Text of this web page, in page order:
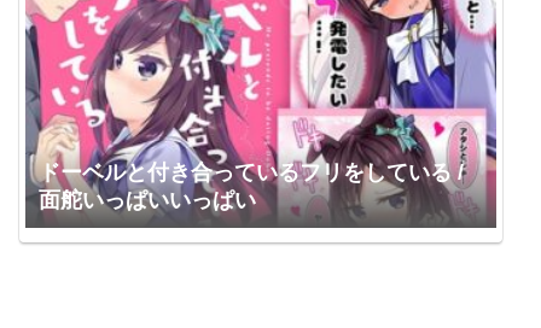
ドーベルと付き合っているフリをしている /
面舵いっぱいいっぱい